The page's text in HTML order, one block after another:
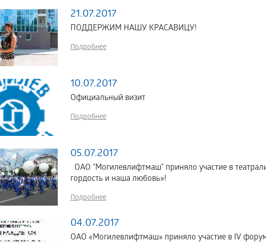
21.07.2017
ПОДДЕРЖИМ НАШУ КРАСАВИЦУ!
Подробнее
10.07.2017
Официальный визит
Подробнее
05.07.2017
ОАО "Могилевлифтмаш" приняло участие в
гордость и наша любовь»!
Подробнее
04.07.2017
ОАО «Могилевлифтмаш» приняло участие в IV